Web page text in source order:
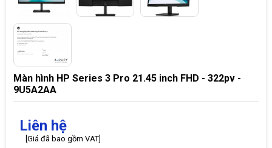
Màn hình HP Series 3 Pro 21.45 inch FHD - 322pv -
9U5A2AA
Liên hệ
[Giá đã bao gồm VAT]